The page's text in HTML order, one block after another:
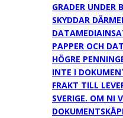
GRADER UNDER
SKYDDAR
PAPPER OCH
HÖGRE
INTE I
FRAKT TILL
SVERIGE. OM NI